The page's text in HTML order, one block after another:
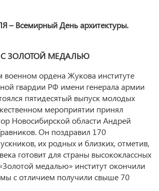
Всемирный День архитектуры.
С ЗОЛОТОЙ МЕДАЛЬЮ
военном ордена Жукова институте
гвардии РФ имени генерала армии
пятидесятый выпуск молодых
мероприятии принял
Новосибирской области Андрей
Он поздравил 170
их родных и близких, отметив,
готовит для страны высококлассных
медалью» институт окончили
с отличием получили свыше 70